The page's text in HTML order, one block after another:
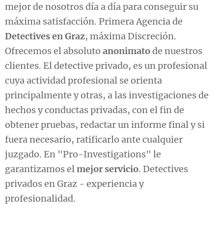
mejor de nosotros día a día para conseguir su
máxima satisfacción. Primera Agencia de
Detectives en Graz, máxima Discreción.
Ofrecemos el absoluto anonimatode nuestros
clientes. El detective privado, es un profesional
cuya actividad profesional se orienta
principalmente y otras, a las investigaciones de
hechos y conductas privadas, con el fin de
obtener pruebas, redactar un informe final y si
fuera necesario, ratificarlo ante cualquier
juzgado. En "Pro-Investigations" le
garantizamos elmejor servicio. Detectives
privados en Graz - experiencia y
profesionalidad.